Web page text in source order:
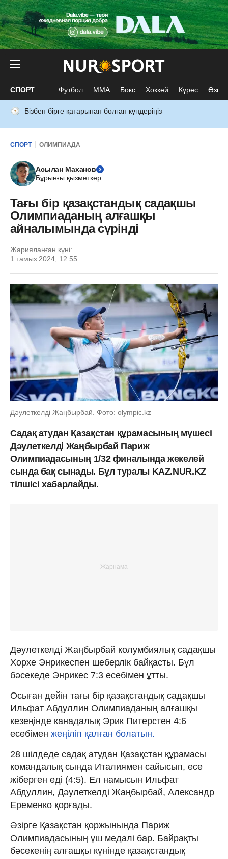
СПОРТ Футбол ММА Бокс Хоккей Күрес Өзге
Бізбен бірге қатарынан болған күндеріңіз
СПОРТ ОЛИМПИАДА
Асылан Маханов
Бұрынғы қызметкер
Тағы бір қазақстандық садақшы
Олимпиаданың алғашқы
айналымында сүрінді
Жарияланған күні:
1 тамыз 2024, 12:55
Дәулеткелді Жаңбырбай. Фото: olympic.kz
Садақ атудан Қазақстан құрамасының мүшесі
Дәулеткелді Жаңбырбай Париж
Олимпиадасының 1/32 финалында жекелей
сында бақ сынады. Бұл туралы KAZ.NUR.KZ
тілшісі хабарлайды.
Дәулеткелді Жаңбырбай колумбиялық садақшы
Хорхе Энрикеспен шеберлік байқасты. Бұл
бәсекеде Энрикес 7:3 есебімен ұтты.
Осыған дейін тағы бір қазақстандық садақшы
Ильфат Абдуллин Олимпиаданың алғашқы
кезеңінде канадалық Эрик Питерстен 4:6
есебімен жеңіліп қалған болатын.
28 шілдеде садақ атудан Қазақстан құрамасы
командалық сында Италиямен сайысып, есе
жіберген еді (4:5). Ел намысын Ильфат
Абдуллин, Дәулеткелді Жаңбырбай, Александр
Еременко қорғады.
Әзірге Қазақстан қоржынында Париж
Олимпиадасының үш медалі бар. Байрақты
бәсекенің алғашқы күнінде қазақстандық